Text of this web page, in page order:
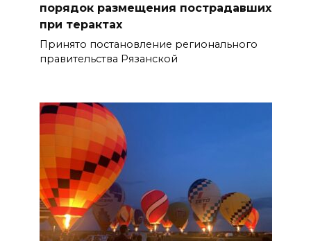
порядок размещения пострадавших
при терактах
Принято постановление регионального
правительства Рязанской